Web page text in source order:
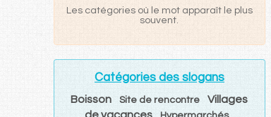
Les catégories où le mot apparaît le plus
souvent.
Catégories des slogans
Boisson Site de rencontre
Villages
de vacances